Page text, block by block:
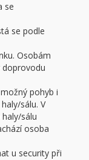
se
se podle
Osobám
pohyb i
sálu. V
sálu
osoba
u security při